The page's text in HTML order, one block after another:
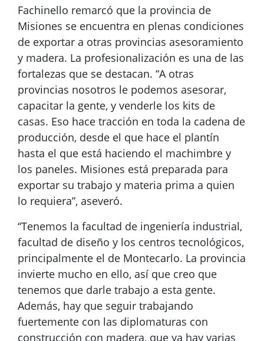
Fachinello remarcó que la provincia de
Misiones se encuentra en plenas condiciones
de exportar a otras provincias asesoramiento
y madera. La profesionalización es una de las
fortalezas que se destacan. “A otras
provincias nosotros le podemos asesorar,
capacitar la gente, y venderle los kits de
casas. Eso hace tracción en toda la cadena de
producción, desde el que hace el plantín
hasta el que está haciendo el machimbre y
los paneles. Misiones está preparada para
exportar su trabajo y materia prima a quien
lo requiera”, aseveró.
“Tenemos la facultad de ingeniería industrial,
facultad de diseño y los centros tecnológicos,
principalmente el de Montecarlo. La provincia
invierte mucho en ello, así que creo que
tenemos que darle trabajo a esta gente.
Además, hay que seguir trabajando
fuertemente con las diplomaturas con
construcción con madera, que ya hay varias